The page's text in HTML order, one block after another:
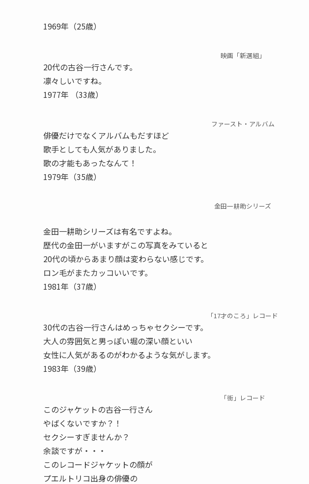
1969年（25歳）
映画「新選組」
20代の古谷一行さんです。
凛々しいですね。
1977年 （33歳）
ファースト・アルバム
俳優だけでなくアルバムもだすほど
歌手としても人気がありました。
歌の才能もあったなんて！
1979年（35歳）
金田一耕助シリーズ
金田一耕助シリーズは有名ですよね。
歴代の金田一がいますがこの写真をみていると
20代の頃からあまり顔は変わらない感じです。
ロン毛がまたカッコいいです。
1981年（37歳）
「17才のころ」レコード
30代の古谷一行さんはめっちゃセクシーです。
大人の雰囲気と男っぽい堀の深い顔といい
女性に人気があるのがわかるような気がします。
1983年（39歳）
「街」レコード
このジャケットの古谷一行さん
やばくないですか？！
セクシーすぎませんか？
余談ですが・・・
このレコードジャケットの顔が
プエルトリコ出身の俳優の